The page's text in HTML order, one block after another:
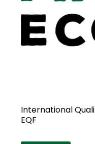
International
EQF